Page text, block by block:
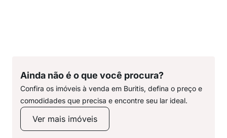
Ainda não é o que você procura?
Confira os imóveis à venda em Buritis, defina o preço e
comodidades que precisa e encontre seu lar ideal.
Ver mais imóveis